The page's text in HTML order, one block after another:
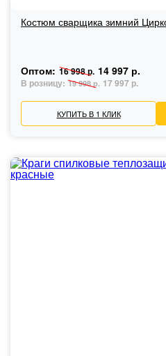
Костюм сварщика зимний
Оптом: 16 998 р. 14 997 р.
В розницу: 19 998 р. 17 997 р.
КУПИТЬ В 1 КЛИК